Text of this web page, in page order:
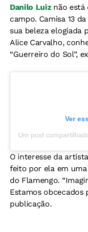
Danilo Luiznão está
campo. Camisa 13
sua beleza elogiada
Alice Carvalho,
“Guerreiro do Sol”,
Ver
Um post
O interesse da
feito por ela em
do Flamengo.
Estamos obcecados
publicação.